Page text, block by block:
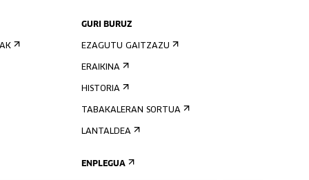
GURI BURUZ
EZAGUTU GAITZAZU
ERAIKINA
HISTORIA
TABAKALERAN SORTUA
LANTALDEA
ENPLEGUA